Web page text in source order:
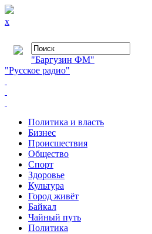
x
"Баргузин ФМ"
"Русское радио"
Политика и власть
Бизнес
Происшествия
Общество
Cпорт
Здоровье
Культура
Город живёт
Байкал
Чайный путь
Политика